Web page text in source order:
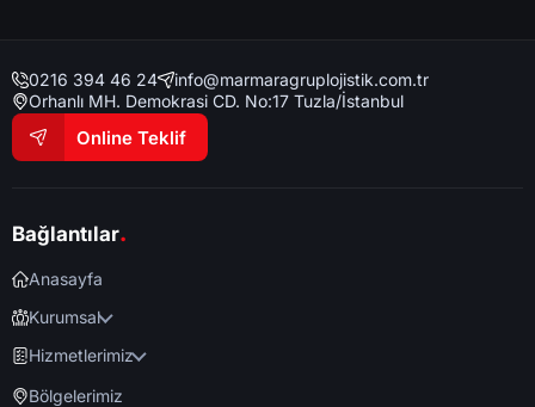
0216 394 46 24
info@marmaragruplojistik.com.tr
Orhanlı MH. Demokrasi CD. No:17 Tuzla/İstanbul
Online Teklif
Bağlantılar.
Anasayfa
Kurumsal
Hizmetlerimiz
Bölgelerimiz